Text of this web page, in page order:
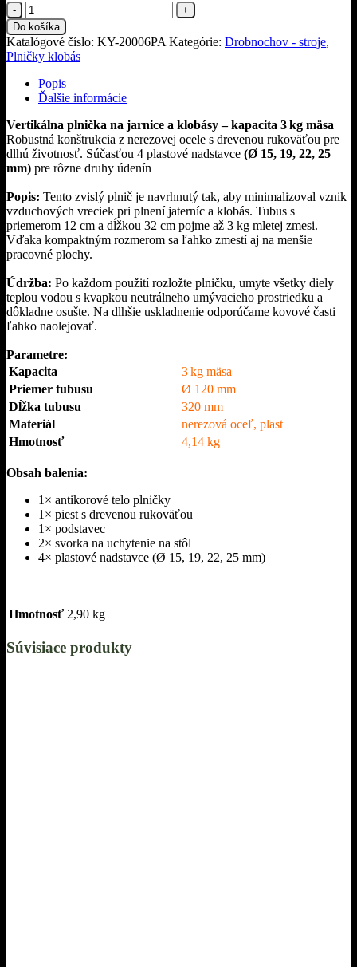
množstvo
Horizontálna
plnička
na
maternice
a
klobásu
objemom
3kg
Vanessa
Do košíka
Katalógové číslo: KY-20006PA Kategórie: Drobnochov - stroje,
Plničky klobás
Popis
Ďalšie informácie
Vertikálna plnička na jarnice a klobásy – kapacita 3 kg mäsa
Robustná konštrukcia z nerezovej ocele s drevenou rukoväťou pre
dlhú životnosť. Súčasťou 4 plastové nadstavce (Ø 15, 19, 22, 25
mm) pre rôzne druhy údenín
Popis: Tento zvislý plnič je navrhnutý tak, aby minimalizoval vznik
vzduchových vreciek pri plnení jaterníc a klobás. Tubus s
priemerom 12 cm a dĺžkou 32 cm pojme až 3 kg mletej zmesi.
Vďaka kompaktným rozmerom sa ľahko zmestí aj na menšie
pracovné plochy.
Údržba: Po každom použití rozložte plničku, umyte všetky diely
teplou vodou s kvapkou neutrálneho umývacieho prostriedku a
dôkladne osušte. Na dlhšie uskladnenie odporúčame kovové časti
ľahko naolejovať.
Parametre:
Kapacita
3 kg mäsa
Priemer tubusu
Ø 120 mm
Dĺžka tubusu
320 mm
Materiál
nerezová oceľ, plast
Hmotnosť
4,14 kg
Obsah balenia:
1× antikorové telo plničky
1× piest s drevenou rukoväťou
1× podstavec
2× svorka na uchytenie na stôl
4× plastové nadstavce (Ø 15, 19, 22, 25 mm)
Hmotnosť 2,90 kg
Súvisiace produkty